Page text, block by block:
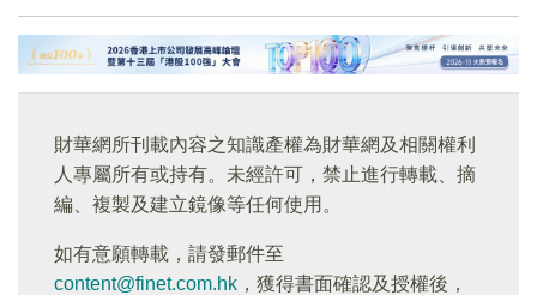
財華網所刊載內容之知識產權為財華網及相關權利
人專屬所有或持有。未經許可，禁止進行轉載、摘
編、複製及建立鏡像等任何使用。
如有意願轉載，請發郵件至
content@finet.com.hk ，獲得書面確認及授權後，